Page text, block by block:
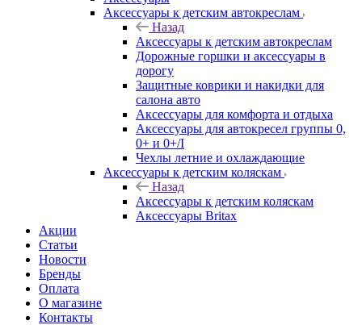
Аксессуары к детским автокреслам
Назад
Аксессуары к детским автокреслам
Дорожные горшки и аксессуары в
дорогу
Защитные коврики и накидки для
салона авто
Аксессуары для комфорта и отдыха
Аксессуары для автокресел группы 0,
0+ и 0+/I
Чехлы летние и охлаждающие
Аксессуары к детским коляскам
Назад
Аксессуары к детским коляскам
Аксессуары Britax
Акции
Статьи
Новости
Бренды
Оплата
О магазине
Контакты